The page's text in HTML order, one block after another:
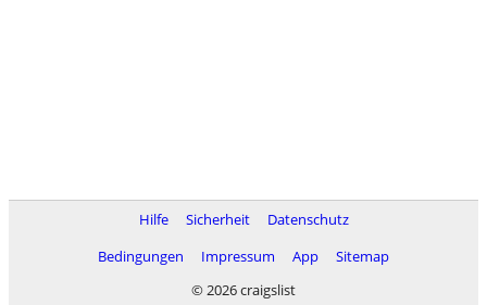
Hilfe Sicherheit
Datenschutz
Bedingungen
Impressum App
Sitemap
© 2026 craigslist